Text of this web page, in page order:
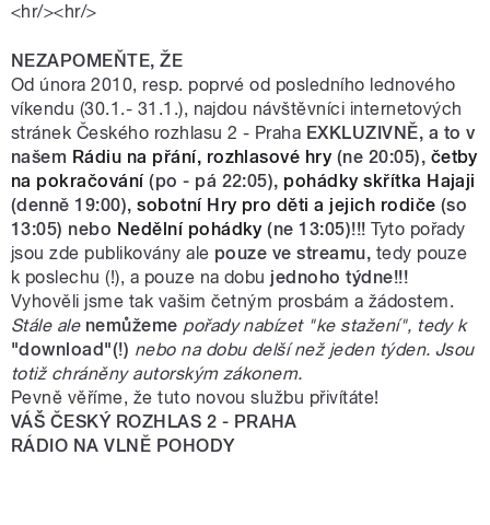
<hr/><hr/>
NEZAPOMEŇTE, ŽE
Od února 2010, resp. poprvé od posledního lednového
víkendu (30.1.- 31.1.), najdou návštěvníci internetových
stránek Českého rozhlasu 2 - Praha EXKLUZIVNĚ, a to v
našem Rádiu na přání, rozhlasové hry (ne 20:05), četby
na pokračování(po - pá 22:05), pohádky skřítka Hajaji
(denně 19:00),sobotní Hry pro děti a jejich rodiče (so
13:05) nebo Nedělní pohádky (ne 13:05)!!! Tyto pořady
jsou zde publikovány ale pouze ve streamu, tedy pouze
k poslechu (!), a pouze na dobu jednoho týdne!!!
Vyhověli jsme tak vašim četným prosbám a žádostem.
Stále ale nemůžeme pořady nabízet "ke stažení", tedy k
"download"(!) nebo na dobu delší než jeden týden. Jsou
totiž chráněny autorským zákonem.
Pevně věříme, že tuto novou službu přivítáte!
VÁŠ ČESKÝ ROZHLAS 2 - PRAHA
RÁDIO NA VLNĚ POHODY